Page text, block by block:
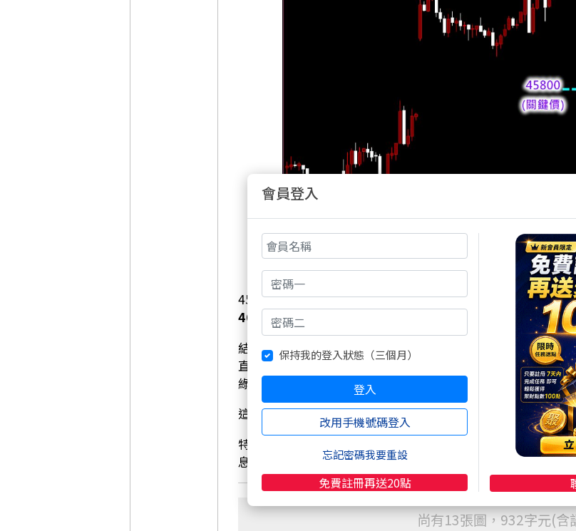
45800 守住，空頭瞬間沒戲唱。多頭隨即在夜盤發動極速
46783。
結果今天（6/18）早盤最高來到 46778，距離目標只差 5
直到剛剛進入夜盤，多頭終於不再壓抑，一記重拳直接打
綠色圈圈）！
這時，你有沒有注意到外資在背後的動作？
特別是針對接下來的端午連假，外資整體的佈局，正悄悄
息…… 🐍
尚有13張圖，932字元(含
會員登入
保持我的登入狀態（三個月）
登入
改用手機號碼登入
忘記密碼我要重設
免費註冊再送20點